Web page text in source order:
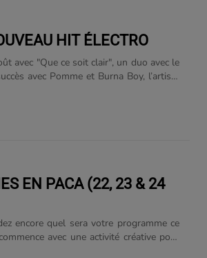
HIT ÉLECTRO
avec "Que ce soit clair", un duo avec le
avec Pomme et Burna Boy, l’artiste
EN PACA (22, 23 & 24
encore quel sera votre programme ce